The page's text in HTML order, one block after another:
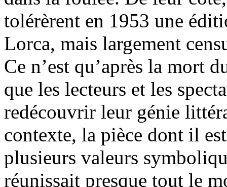
tolérèrent en 1953 une
Lorca, mais largement
Ce n’est qu’après la mort
que les lecteurs et les
redécouvrir leur génie
contexte, la pièce dont il
plusieurs valeurs
réunissait presque tout le